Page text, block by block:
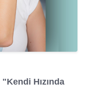
"Kendi Hızında